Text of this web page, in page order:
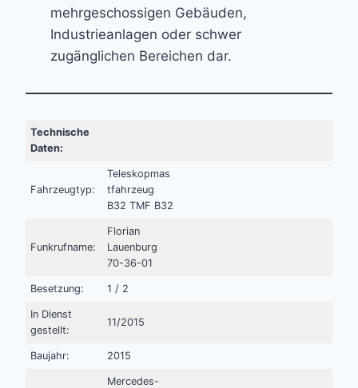
mehrgeschossigen Gebäuden,
Industrieanlagen oder schwer
zugänglichen Bereichen dar.
Technische
Daten:
Fahrzeugtyp:
Teleskopmas
tfahrzeug
B32 TMF B32
Funkrufname:
Florian
Lauenburg
70-36-01
Besetzung: 1 / 2
In Dienst
gestellt:
11/2015
Baujahr: 2015
Mercedes-